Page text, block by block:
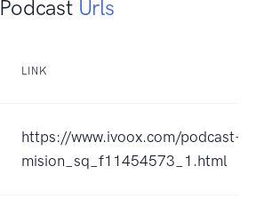
Podcast Urls
LINK
https://www.ivoox.com/podcast-
mision_sq_f11454573_1.html